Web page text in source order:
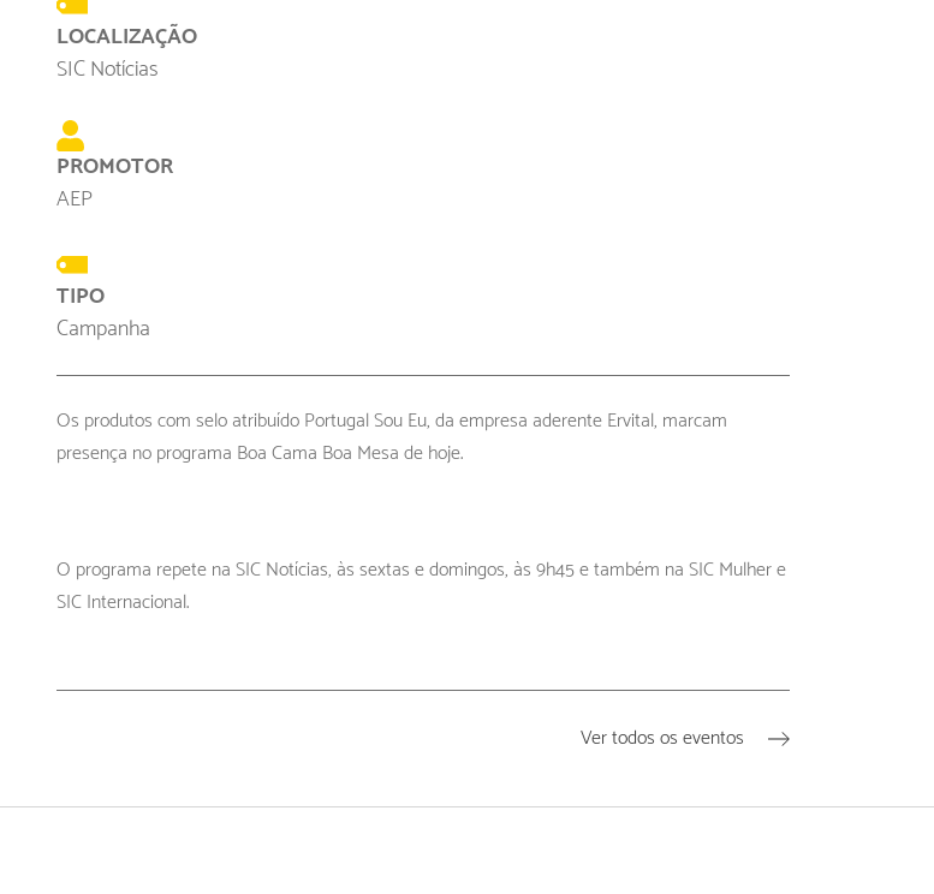
LOCALIZAÇÃO
SIC Notícias
PROMOTOR
AEP
TIPO
Campanha
Os produtos com selo atribuído Portugal Sou Eu, da empresa aderente Ervital, marcam
presença no programa Boa Cama Boa Mesa de hoje.
O programa repete na SIC Notícias, às sextas e domingos, às 9h45 e também na SIC Mulher e
SIC Internacional.
Ver todos os eventos